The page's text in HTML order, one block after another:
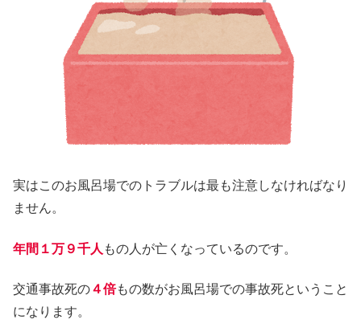
実はこのお風呂場でのトラブルは最も注意しなければなり
ません。
年間１万９千人 もの人が亡くなっているのです。
交通事故死の４倍もの数がお風呂場での事故死ということ
になります。